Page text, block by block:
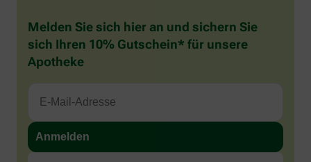
Melden Sie sich hier an und sichern Sie
sich Ihren 10% Gutschein* für unsere
Apotheke